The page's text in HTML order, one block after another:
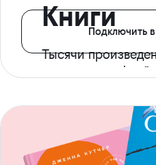
Книги
Тысячи
с доступом офлайн
Подключить